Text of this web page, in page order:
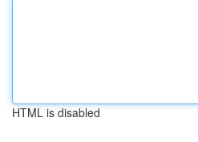
HTML is disabled